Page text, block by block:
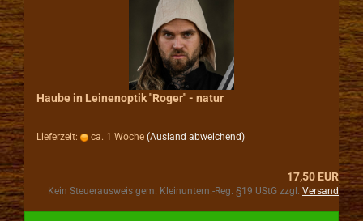
Haube in Leinenoptik "Roger" - natur
Lieferzeit: ca. 1 Woche (Ausland abweichend)
17,50 EUR
Kein Steuerausweis gem. Kleinuntern.-Reg. §19 UStG zzgl. Versand